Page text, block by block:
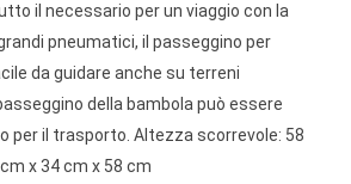
il necessario per un viaggio con la
pneumatici, il passeggino per
da guidare anche su terreni
della bambola può essere
per il trasporto. Altezza scorrevole: 58
x 34 cm x 58 cm